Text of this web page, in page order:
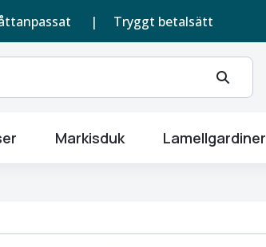
| Tryggt betalsätt
Markisduk Lamellgardiner